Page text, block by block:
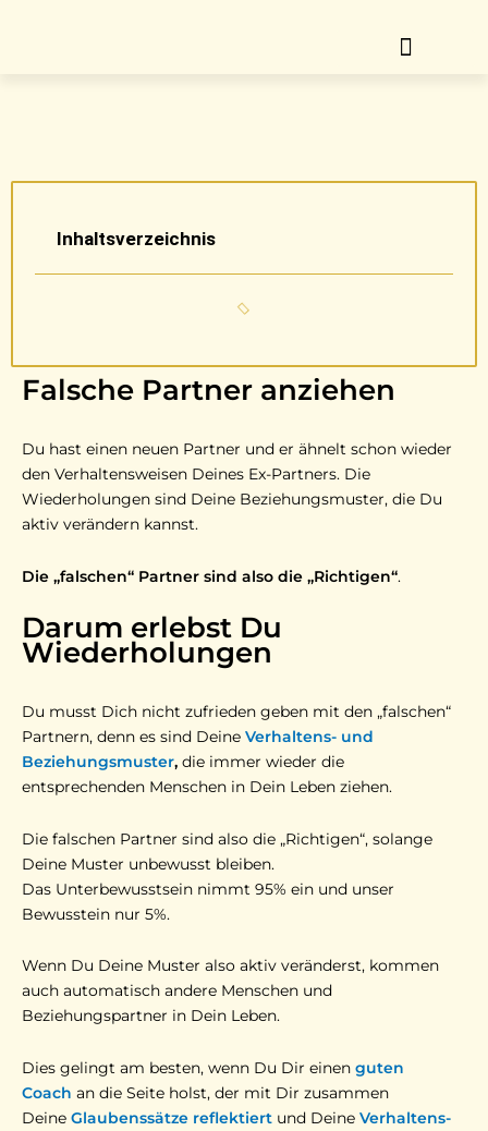
Inhaltsverzeichnis
Falsche Partner anziehen
Du hast einen neuen Partner und er ähnelt schon wieder
den Verhaltensweisen Deines Ex-Partners. Die
Wiederholungen sind Deine Beziehungsmuster, die Du
aktiv verändern kannst.
Die „falschen“ Partner sind also die „Richtigen“.
Darum erlebst Du
Wiederholungen
Du musst Dich nicht zufrieden geben mit den „falschen“
Partnern, denn es sind Deine Verhaltens- und
Beziehungsmuster, die immer wieder die
entsprechenden Menschen in Dein Leben ziehen.
Die falschen Partner sind also die „Richtigen“, solange
Deine Muster unbewusst bleiben.
Das Unterbewusstsein nimmt 95% ein und unser
Bewusstein nur 5%.
Wenn Du Deine Muster also aktiv veränderst, kommen
auch automatisch andere Menschen und
Beziehungspartner in Dein Leben.
Dies gelingt am besten, wenn Du Dir einen guten
Coach an die Seite holst, der mit Dir zusammen
Deine Glaubenssätze reflektiert und Deine Verhaltens-